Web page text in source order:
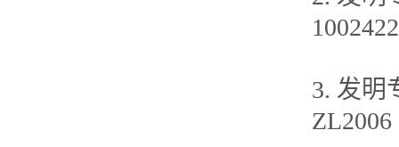
3. 发明
ZL2006